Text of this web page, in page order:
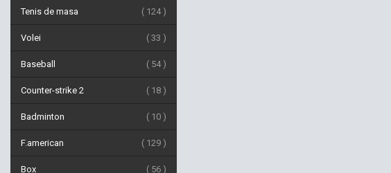
Tenis de masa 124
Volei 33
Baseball 54
Counter-strike 2 18
Badminton 10
F.american 129
Box 56